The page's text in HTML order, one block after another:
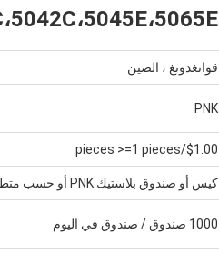
قوانغدونغ ، الصين
PNK
$1.00/pieces >=1 pieces
كيس أو صندوق بلاستيك PNK أو حسب متطلباتك.
1000 صندوق / صندوق في اليوم